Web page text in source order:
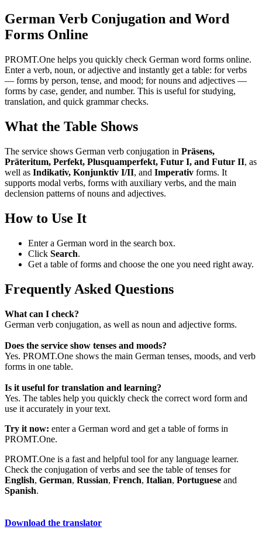
German Verb Conjugation and Word
Forms Online
PROMT.One helps you quickly check German word forms online.
Enter a verb, noun, or adjective and instantly get a table: for verbs
— forms by person, tense, and mood; for nouns and adjectives —
forms by case, gender, and number. This is useful for studying,
translation, and quick grammar checks.
What the Table Shows
The service shows German verb conjugation in Präsens,
Präteritum, Perfekt, Plusquamperfekt, Futur I, and Futur II, as
well as Indikativ, Konjunktiv I/II, and Imperativ forms. It
supports modal verbs, forms with auxiliary verbs, and the main
declension patterns of nouns and adjectives.
How to Use It
Enter a German word in the search box.
Click Search.
Get a table of forms and choose the one you need right away.
Frequently Asked Questions
What can I check?
German verb conjugation, as well as noun and adjective forms.
Does the service show tenses and moods?
Yes. PROMT.One shows the main German tenses, moods, and verb
forms in one table.
Is it useful for translation and learning?
Yes. The tables help you quickly check the correct word form and
use it accurately in your text.
Try it now: enter a German word and get a table of forms in
PROMT.One.
PROMT.One is a fast and helpful tool for any language learner.
Check the conjugation of verbs and see the table of tenses for
English, German, Russian, French, Italian, Portuguese and
Spanish.
Download the translator